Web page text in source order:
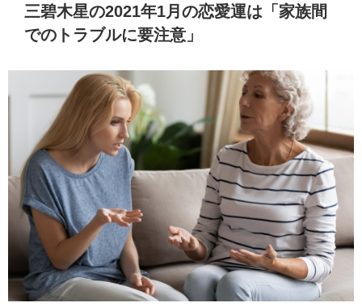
三碧木星の2021年1月の恋愛運は「家族間
でのトラブルに要注意」